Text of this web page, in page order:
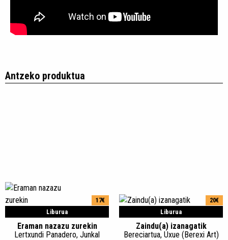
Antzeko produktua
Liburua
17€
Eraman nazazu zurekin
Lertxundi Panadero, Junkal
Liburua
20€
Zaindu(a) izanagatik
Bereciartua, Uxue (Berexi Art)